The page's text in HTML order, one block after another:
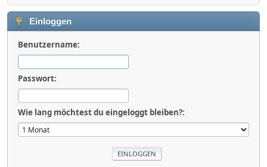
Einloggen
Benutzername:
Passwort:
Wie lang möchtest du eingeloggt bleiben?: